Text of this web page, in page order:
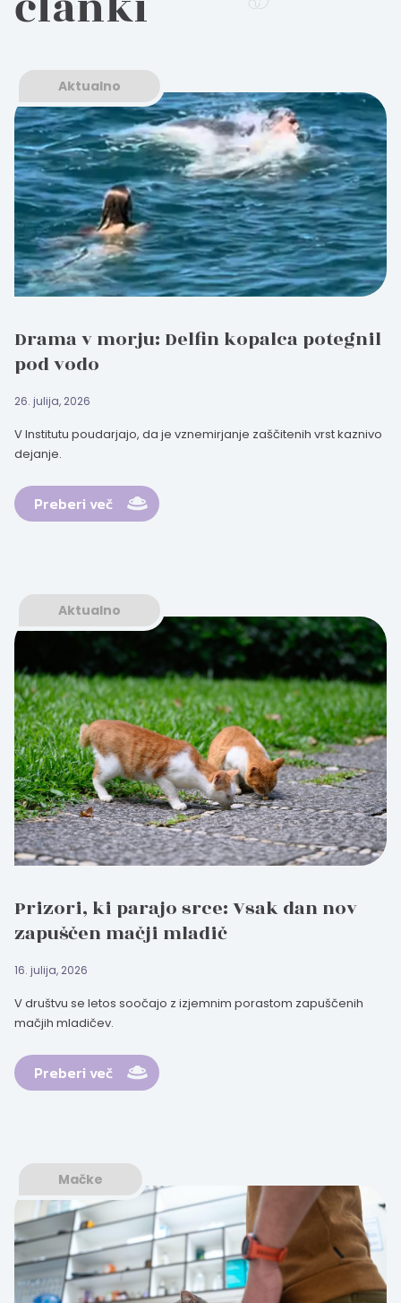
Aktualno
Drama v morju: Delfin kopalca potegnil
pod vodo
26. julija, 2026
V Institutu poudarjajo, da je vznemirjanje zaščitenih vrst kaznivo
dejanje.
Preberi več
Aktualno
Prizori, ki parajo srce: Vsak dan nov
zapuščen mačji mladič
16. julija, 2026
V društvu se letos soočajo z izjemnim porastom zapuščenih
mačjih mladičev.
Preberi več
Mačke